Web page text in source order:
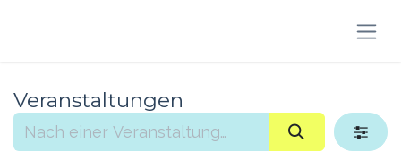
Veranstaltungen